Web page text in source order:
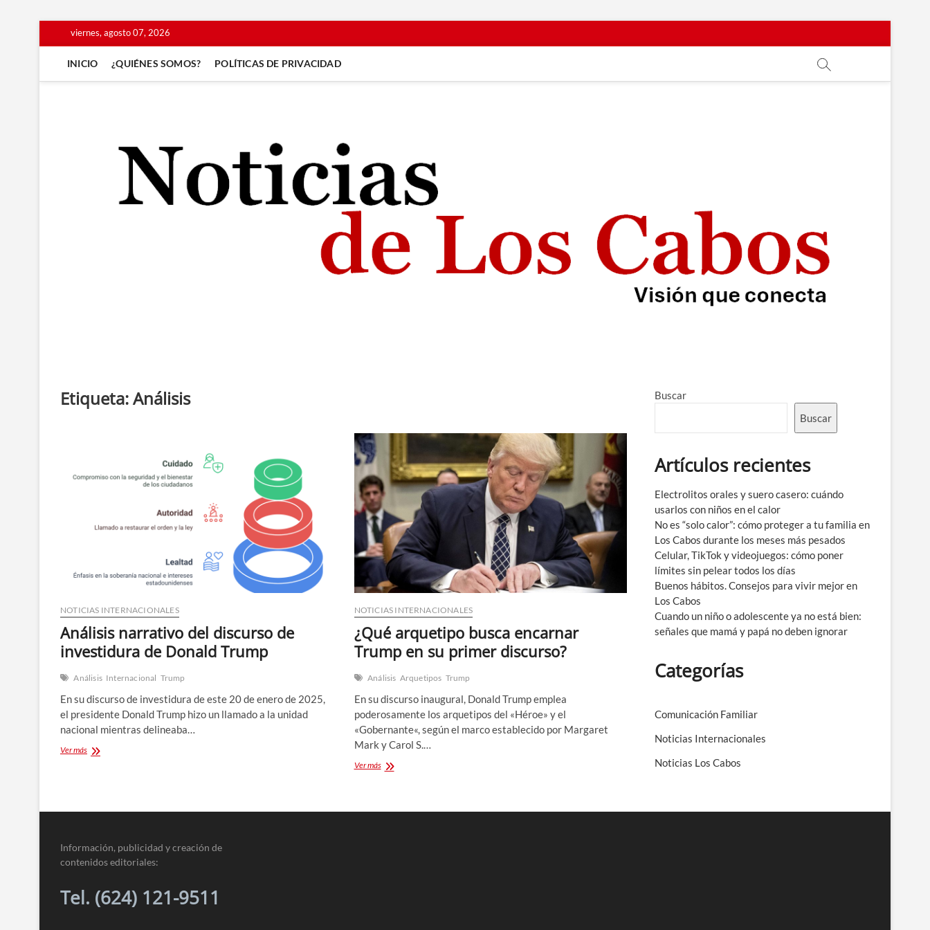
contenido
viernes, agosto 07, 2026
INICIO ¿QUIÉNES SOMOS? POLÍTICAS DE PRIVACIDAD
Etiqueta:Análisis
NOTICIAS INTERNACIONALES
Análisis narrativo del discurso de
investidura de Donald Trump
Análisis Internacional Trump
En su discurso de investidura de este 20 de enero de 2025,
el presidente Donald Trump hizo un llamado a la unidad
nacional mientras delineaba…
Ver másAnálisis
investidura
Trump
NOTICIAS INTERNACIONALES
¿Qué arquetipo busca encarnar
Trump en su primer discurso?
Análisis Arquetipos Trump
En su discurso inaugural, Donald Trump emplea
poderosamente los arquetipos del «Héroe» y el
«Gobernante«, según el marco establecido por Margaret
Mark y Carol S.…
Ver más¿Qué
Trump
Buscar
Buscar
Artículos recientes
Electrolitos orales y suero casero: cuándo
usarlos con niños en el calor
No es “solo calor”: cómo proteger a tu familia en
Los Cabos durante los meses más pesados
Celular, TikTok y videojuegos: cómo poner
límites sin pelear todos los días
Buenos hábitos. Consejos para vivir mejor en
Los Cabos
Cuando un niño o adolescente ya no está bien:
señales que mamá y papá no deben ignorar
Categorías
Comunicación Familiar
Noticias Internacionales
Noticias Los Cabos
Información, publicidad y creación de
contenidos editoriales:
Tel. (624) 121-9511